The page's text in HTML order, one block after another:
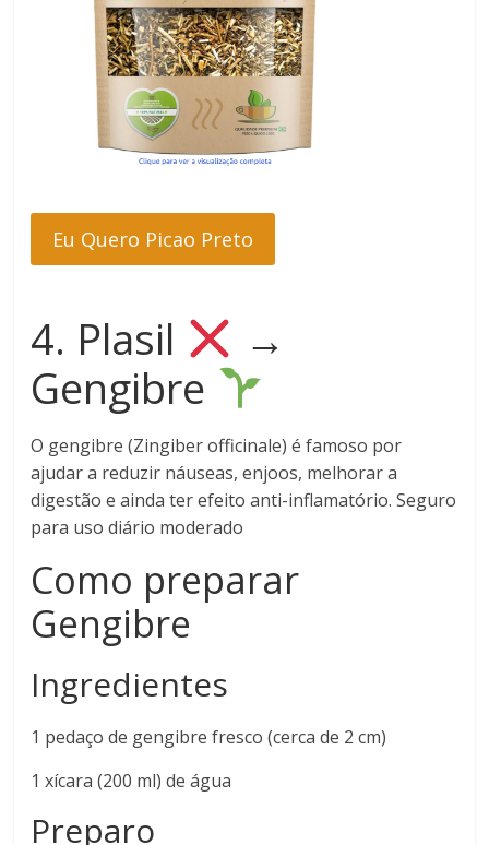
Eu Quero Picao Preto
4. Plasil
→
Gengibre
O gengibre (Zingiber officinale) é famoso por
ajudar a reduzir náuseas, enjoos, melhorar a
digestão e ainda ter efeito anti-inflamatório. Seguro
para uso diário moderado
Como preparar
Gengibre
Ingredientes
1 pedaço de gengibre fresco (cerca de 2 cm)
1 xícara (200 ml) de água
Preparo